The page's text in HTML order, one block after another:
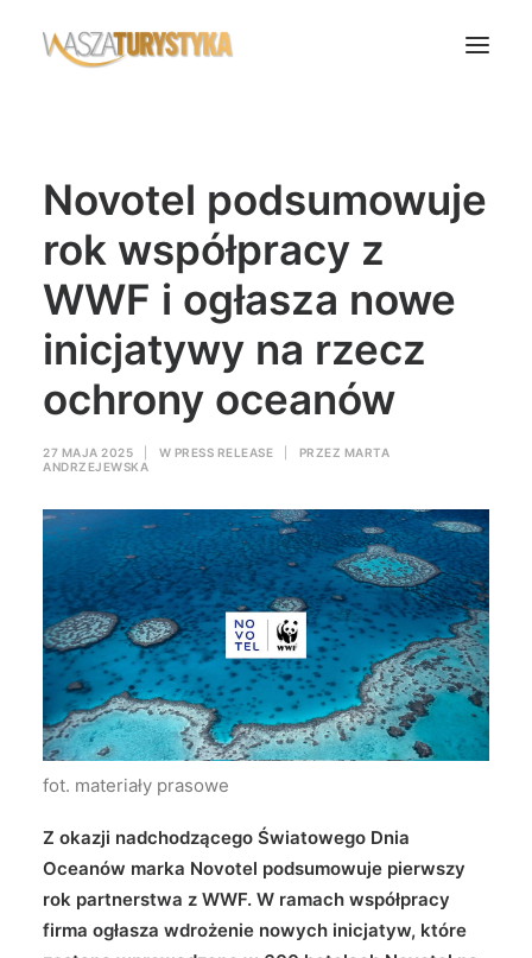
Biura podróży
Transport
Noclegi
Polska
Świat
Podcasty
Wasze Podróże
Wyszukiwanie
Novotel podsumowuje
rok współpracy z
WWF i ogłasza nowe
inicjatywy na rzecz
ochrony oceanów
27 MAJA 2025 W PRESS RELEASE PRZEZ MARTA
ANDRZEJEWSKA
fot. materiały prasowe
Z okazji nadchodzącego Światowego Dnia
Oceanów marka Novotel podsumowuje pierwszy
rok partnerstwa z WWF. W ramach współpracy
firma ogłasza wdrożenie nowych inicjatyw, które